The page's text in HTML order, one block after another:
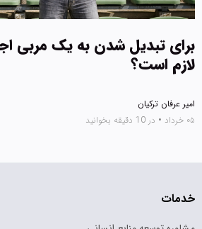
برای تبدیل شدن به یک مربی
لازم است؟
امیر عرفان ترکیان
۰۵ خرداد
• در 10 دقیقه بخوانید
خدمات